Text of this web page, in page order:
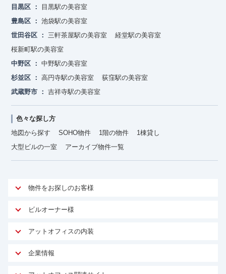
目黒区
目黒駅の美容室
豊島区
池袋駅の美容室
世田谷区
三軒茶屋駅の美容室
経堂駅の美容室
桜新町駅の美容室
中野区
中野駅の美容室
杉並区
高円寺駅の美容室
荻窪駅の美容室
武蔵野市
吉祥寺駅の美容室
色々な探し方
地図から探す
SOHO物件 1階の物件
1棟貸し
大型ビルの一室
アーカイブ物件一覧
物件をお探しのお客様
アットオフィスが選ばれる理由
ご契約者様インタビュー
オフィスお役立ちコラム
ビルオーナー様
オーナー様向けサービス
マイソク作成
アットオフィスの内装
サービス内容
企業情報